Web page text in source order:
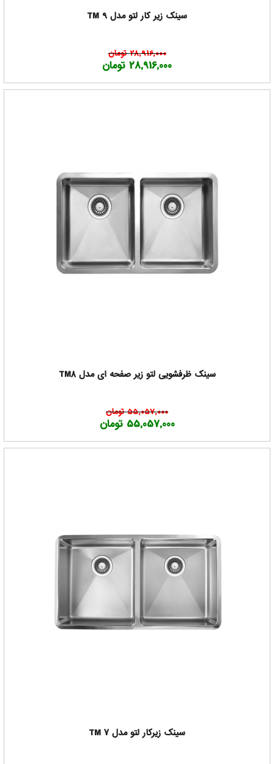
سینک زیر کار لتو مدل TM 9
28,916,000 تومان
28,916,000 تومان
سینک ظرفشویی لتو زیر صفحه ای مدل TM8
55,057,000 تومان
55,057,000 تومان
سینک زیرکار لتو مدل TM 7